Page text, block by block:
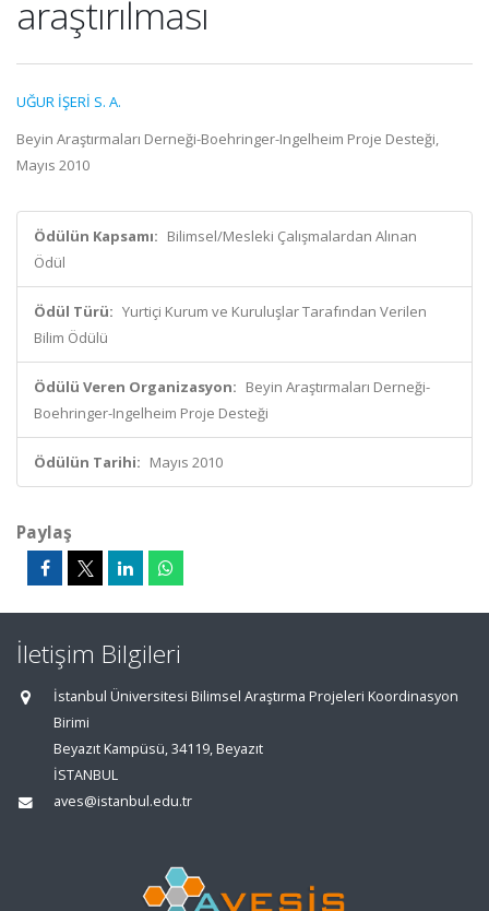
araştırılması
UĞUR İŞERİ S. A.
Beyin Araştırmaları Derneği-Boehringer-Ingelheim Proje Desteği,
Mayıs 2010
Ödülün Kapsamı: Bilimsel/Mesleki Çalışmalardan Alınan
Ödül
Ödül Türü: Yurtiçi Kurum ve Kuruluşlar Tarafından Verilen
Bilim Ödülü
Ödülü Veren Organizasyon: Beyin Araştırmaları Derneği-
Boehringer-Ingelheim Proje Desteği
Ödülün Tarihi: Mayıs 2010
Paylaş
İletişim Bilgileri
İstanbul Üniversitesi Bilimsel Araştırma Projeleri Koordinasyon
Birimi
Beyazıt Kampüsü, 34119, Beyazıt
İSTANBUL
aves@istanbul.edu.tr